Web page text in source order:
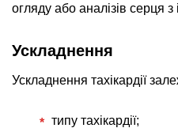
огляду або аналізів серця
Ускладнення
Ускладнення тахікардії
типу тахікардії;